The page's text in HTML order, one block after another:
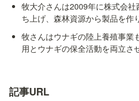
牧大介さんは2009年に株式会
ち上げ、森林資源から製品を作
牧さんはウナギの陸上養殖事業
用とウナギの保全活動を両立さ
記事URL